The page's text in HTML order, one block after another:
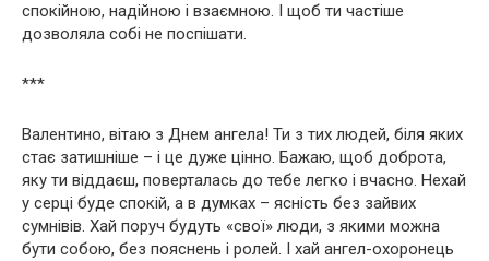
спокійною, надійною і взаємною. І щоб ти частіше
дозволяла собі не поспішати.
***
Валентино, вітаю з Днем ангела! Ти з тих людей, біля яких
стає затишніше – і це дуже цінно. Бажаю, щоб доброта,
яку ти віддаєш, поверталась до тебе легко і вчасно. Нехай
у серці буде спокій, а в думках – ясність без зайвих
сумнівів. Хай поруч будуть «свої» люди, з якими можна
бути собою, без пояснень і ролей. І хай ангел-охоронець